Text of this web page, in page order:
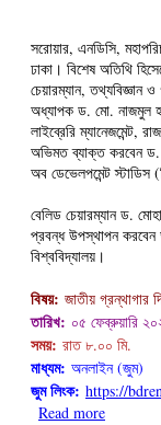
সরোয়ার, এনডিসি,
ঢাকা। বিশেষ অতিথি
চেয়ারম্যান, তথ্যবিজ্ঞান
অধ্যাপক ড. মো. নাজমুল
লাইব্রেরি ম্যানেজমেন্ট,
অভিমত ব্যাক্ত করবেন ড.
অব ডেভেলপমেন্ট
বেলিড চেয়ারম্যান ড.
প্রবন্ধ উপস্থাপন করবেন
বিশ্ববিদ্যালয়।
বিষয়: জাতীয়
তারিখ: ০৫ ফেব্রুয়ারি
সময়: রাত ৮.০০ মি.
মাধ্যম: অনলাইন (জুম)
জুম লিংক: https://
Read more